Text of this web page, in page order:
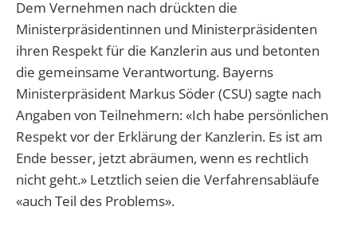
Dem Vernehmen nach drückten die
Ministerpräsidentinnen und Ministerpräsidenten
ihren Respekt für die Kanzlerin aus und betonten
die gemeinsame Verantwortung. Bayerns
Ministerpräsident Markus Söder (CSU) sagte nach
Angaben von Teilnehmern: «Ich habe persönlichen
Respekt vor der Erklärung der Kanzlerin. Es ist am
Ende besser, jetzt abräumen, wenn es rechtlich
nicht geht.» Letztlich seien die Verfahrensabläufe
«auch Teil des Problems».